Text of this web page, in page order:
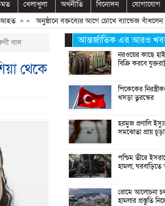
খেলাধুলা অর্থনীতি বিনোদন যোগাযোগ
« অনুষ্ঠানে বক্তব্যের আগে চোখে ব্যান্ডেজ বাঁধলেন
বাদ
থেকে
আন্তর্জাতিক এর আরও
নরওয়ের কাছে
বিক্রি করবে
পিকেকের
খসড়া তুরস্কের
হরমুজ প্রণালি
সমঝোতা প্রায়
পশ্চিম তীরে
হামলা,
রোমে আলোচনা
হামলার প্রস্তুতি